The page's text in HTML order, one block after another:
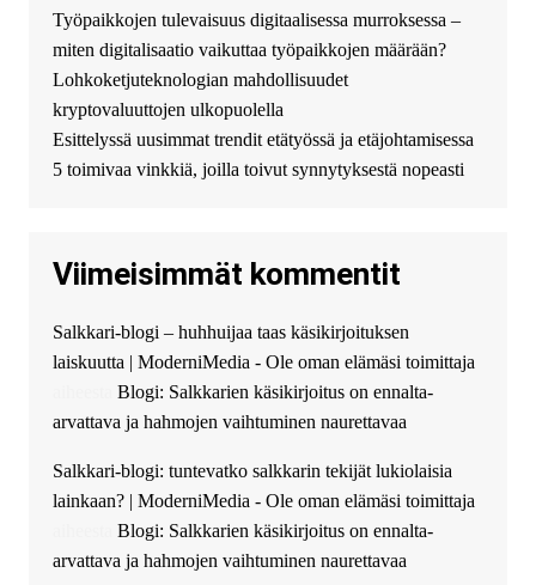
взять деньги? Предлагаем
безопасный источник
финансовой помощи. Вы
можете получить
финансирование в долг без
избыточных вопросов и
документов? Тогда обратитесь
guest_4889 :Cmon Suomi 👏
The Admin: High five! You’ve
successfully installed Simple
Ajax Chat.
Työpaikkojen tulevaisuus digitaalisessa murroksessa –
miten digitalisaatio vaikuttaa työpaikkojen määrään?
Lohkoketjuteknologian mahdollisuudet
kryptovaluuttojen ulkopuolella
Esittelyssä uusimmat trendit etätyössä ja etäjohtamisessa
5 toimivaa vinkkiä, joilla toivut synnytyksestä nopeasti
Viimeisimmät kommentit
Salkkari-blogi – huhhuijaa taas käsikirjoituksen
laiskuutta | ModerniMedia - Ole oman elämäsi toimittaja
Blogi: Salkkarien käsikirjoitus on ennalta-
arvattava ja hahmojen vaihtuminen naurettavaa
Salkkari-blogi: tuntevatko salkkarin tekijät lukiolaisia
lainkaan? | ModerniMedia - Ole oman elämäsi toimittaja
Blogi: Salkkarien käsikirjoitus on ennalta-
arvattava ja hahmojen vaihtuminen naurettavaa